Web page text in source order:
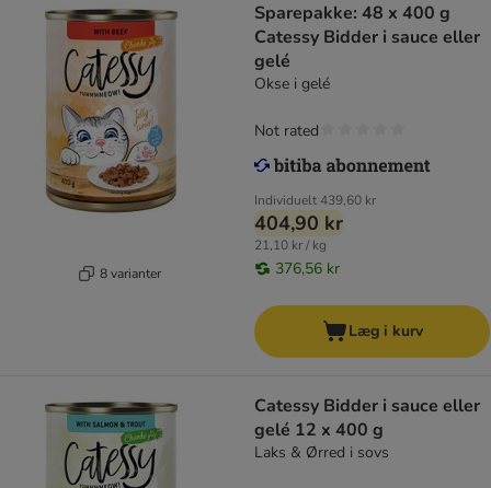
8 varianter
Sparepakke: 48 x 400 g
Catessy Bidder i sauce eller
gelé
Okse i gelé
Individuelt439,60 kr
404,90 kr
21,10 kr / kg
376,56 kr
Not rated
Læg i kurv
Catessy Bidder i sauce eller
gelé 12 x 400 g
Laks & Ørred i sovs